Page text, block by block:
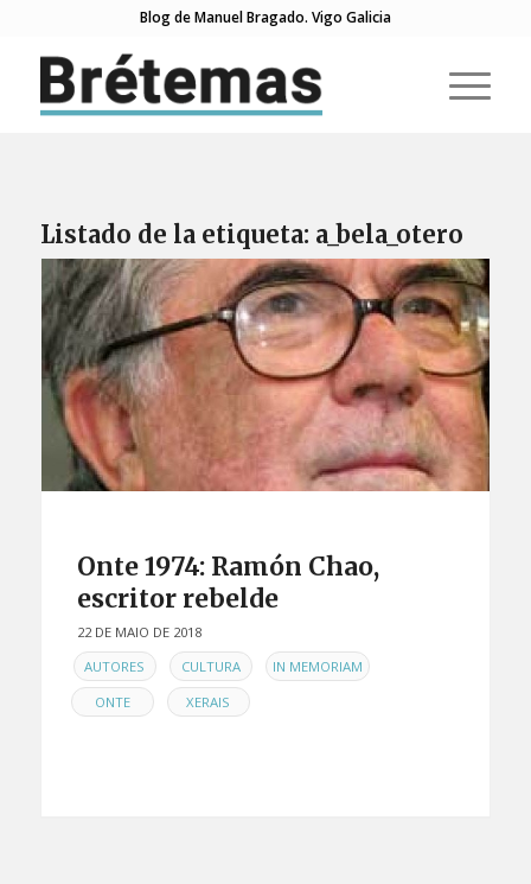
Blog de Manuel Bragado. Vigo Galicia
Listado de la etiqueta: a_bela_otero
Onte 1974: Ramón Chao,
escritor rebelde
22 DE MAIO DE 2018
ENAUTORES , CULTURA , IN MEMORIAM ,
ONTE , XERAIS